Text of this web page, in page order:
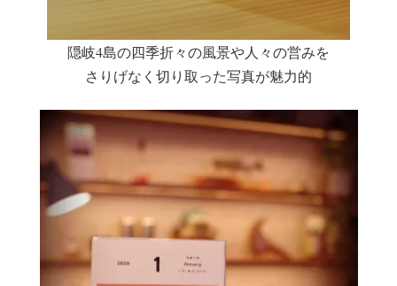
隠岐4島の四季折々の風景や人々の営みを
さりげなく切り取った写真が魅力的